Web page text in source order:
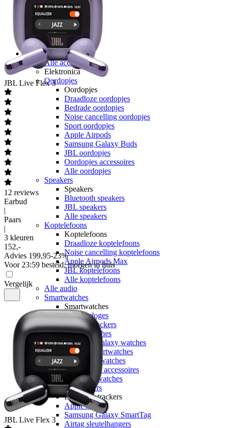
hollandsnieuwe
Ben
Lebara
50+ Mobiel
Youfone
Accessoires
Alle accessoires
Elektronica
Oordopjes
Oordopjes
Draadloze oordopjes
Bedrade oordopjes
Noise cancelling oordopjes
Sport oordopjes
Apple Airpods
Samsung Galaxy Buds
JBL oordopjes
Oordopjes accessoires
Alle oordopjes
Speakers
Speakers
Bluetooth speakers
JBL speakers
Alle speakers
Koptelefoons
Koptelefoons
Draadloze koptelefoons
Noise cancelling koptelefoons
Apple Airpods Max
JBL koptelefoons
Alle koptelefoons
Alle audio
Smartwatches
Smartwatches
Sporthorloges
Activity trackers
Apple watches
Samsung Galaxy watches
Garmin smartwatches
Polar smartwatches
Smartwatch accessoires
Alle smartwatches
Bluetooth trackers
Bluetooth trackers
Apple Airtags
Samsung Galaxy SmartTag
Airtag sleutelhangers
JBL Live Flex 3
12 reviews
Earbud
|
Paars
|
3 kleuren
152,-
Advies 199,95-23%
Voor 23:59 besteld, morgen in huis
Vergelijk
JBL Live Flex 3